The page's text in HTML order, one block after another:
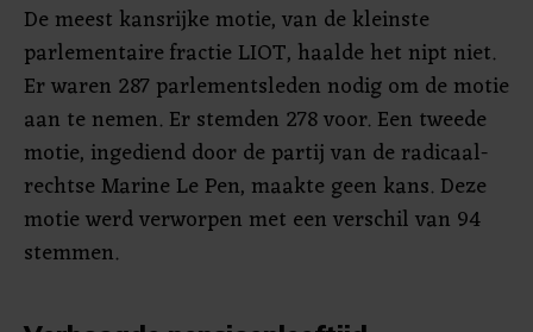
De meest kansrijke motie, van de kleinste
parlementaire fractie LIOT, haalde het nipt niet.
Er waren 287 parlementsleden nodig om de motie
aan te nemen. Er stemden 278 voor. Een tweede
motie, ingediend door de partij van de radicaal-
rechtse Marine Le Pen, maakte geen kans. Deze
motie werd verworpen met een verschil van 94
stemmen.